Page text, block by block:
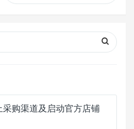
购渠道及启动官方店铺